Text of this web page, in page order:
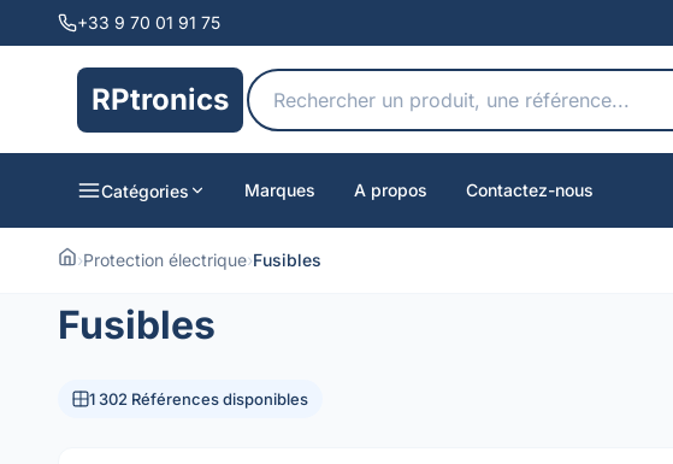
+33 9 70 01 91 75
RPtronics
Catégories Marques A propos Contactez-nous
›Protection électrique›Fusibles
Fusibles
1 302 Références disponibles